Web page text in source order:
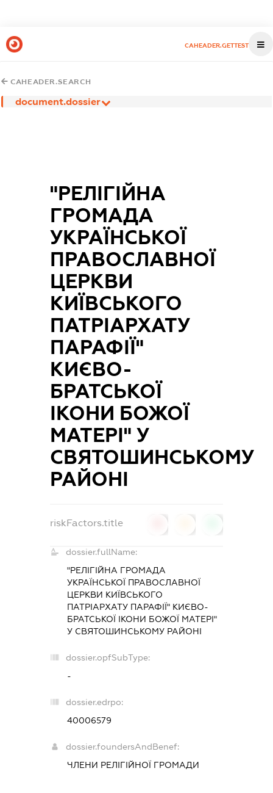
CAHEADER.GETTEST
CAHEADER.SEARCH
document.dossier
"РЕЛІГІЙНА
ГРОМАДА
УКРАЇНСЬКОЇ
ПРАВОСЛАВНОЇ
ЦЕРКВИ
КИЇВСЬКОГО
ПАТРІАРХАТУ
ПАРАФІЇ"
КИЄВО-
БРАТСЬКОЇ
ІКОНИ БОЖОЇ
МАТЕРІ" У
СВЯТОШИНСЬКОМУ
РАЙОНІ
riskFactors.title
dossier.fullName:
"РЕЛІГІЙНА ГРОМАДА
УКРАЇНСЬКОЇ ПРАВОСЛАВНОЇ
ЦЕРКВИ КИЇВСЬКОГО
ПАТРІАРХАТУ ПАРАФІЇ" КИЄВО-
БРАТСЬКОЇ ІКОНИ БОЖОЇ МАТЕРІ"
У СВЯТОШИНСЬКОМУ РАЙОНІ
dossier.opfSubType:
-
dossier.edrpo:
40006579
dossier.foundersAndBenef:
ЧЛЕНИ РЕЛІГІЙНОЇ ГРОМАДИ